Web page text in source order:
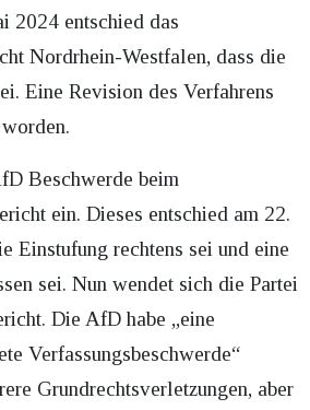
2024 entschied das
Nordrhein-Westfalen, dass die
Eine Revision des Verfahrens
Beschwerde beim
ein. Dieses entschied am 22.
Einstufung rechtens sei und eine
sei. Nun wendet sich die Partei
Die AfD habe „eine
Verfassungsbeschwerde“
Grundrechtsverletzungen, aber